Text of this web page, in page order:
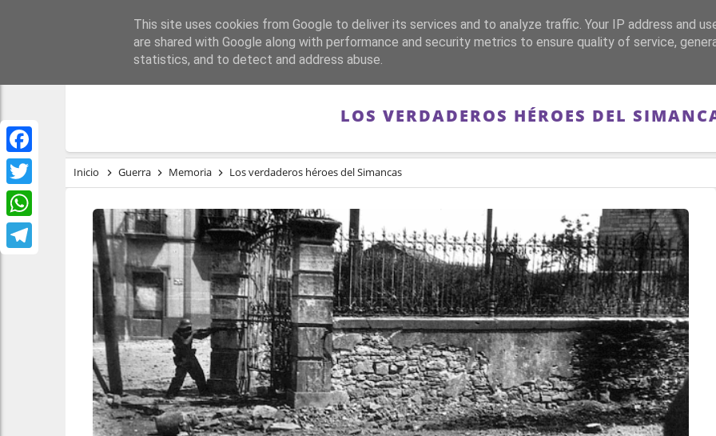
Facebook
Twitter
WhatsApp
PORTADA REPÚBLICA FRANQUISMO GUERRA DE ESPAÑA MEMORIA
LOS VERDADEROS HÉROES DEL
Inicio Guerra Memoria Los verdaderos héroes del Simancas
This site uses cookies from Google to deliver its services and to analyze traffic. Your IP address and
are shared with Google along with performance and security metrics to ensure quality of service,
statistics, and to detect and address abuse.